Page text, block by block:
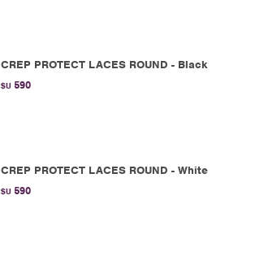
CREP PROTECT LACES ROUND - Black
$U 590
CREP PROTECT LACES ROUND - White
$U 590